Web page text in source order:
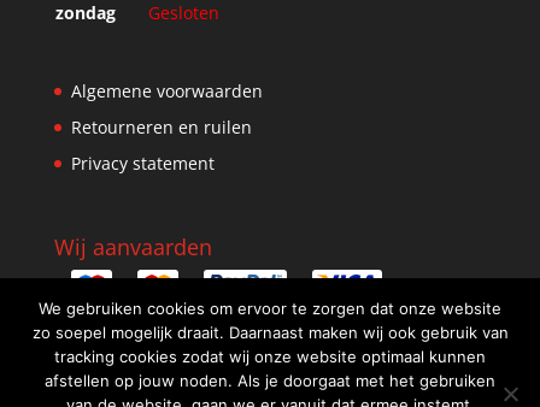
zondag
Gesloten
Algemene voorwaarden
Retourneren en ruilen
Privacy statement
Wij aanvaarden
We gebruiken cookies om ervoor te zorgen dat onze website
zo soepel mogelijk draait. Daarnaast maken wij ook gebruik van
tracking cookies zodat wij onze website optimaal kunnen
afstellen op jouw noden. Als je doorgaat met het gebruiken